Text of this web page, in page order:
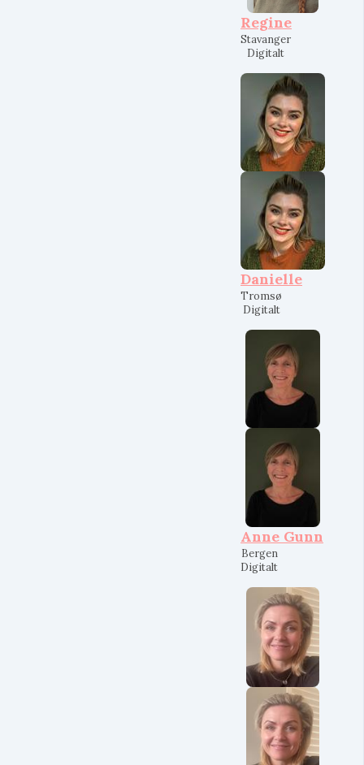
Regine
Stavanger
Digitalt
Danielle
Tromsø
Digitalt
Anne Gunn
Bergen
Digitalt